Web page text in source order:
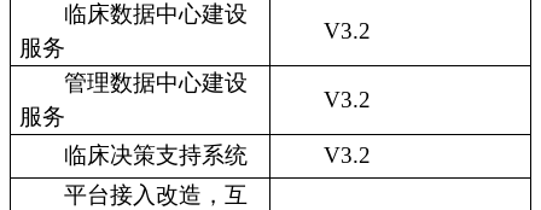
临床数据中心建设
服务
V3.2
管理数据中心建设
服务
V3.2
临床决策支持系统
V3.2
平台接入改造，互